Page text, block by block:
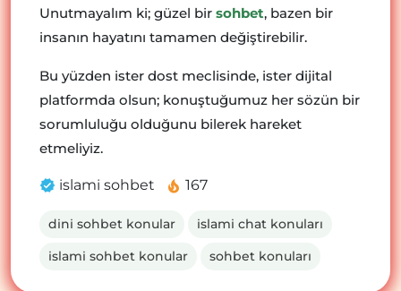
Unutmayalım ki; güzel bir sohbet, bazen bir
insanın hayatını tamamen değiştirebilir.
Bu yüzden ister dost meclisinde, ister dijital
platformda olsun; konuştuğumuz her sözün bir
sorumluluğu olduğunu bilerek hareket
etmeliyiz.
islami sohbet 167
dini sohbet konular
islami chat konuları
islami sohbet konular
sohbet konuları